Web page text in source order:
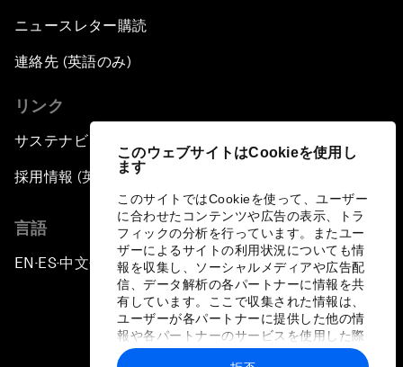
このウェブサイトはCookieを使用し
ます
このサイトではCookieを使って、ユーザー
に合わせたコンテンツや広告の表示、トラ
フィックの分析を行っています。またユー
ザーによるサイトの利用状況についても情
報を収集し、ソーシャルメディアや広告配
信、データ解析の各パートナーに情報を共
有しています。ここで収集された情報は、
ユーザーが各パートナーに提供した他の情
報や各パートナーのサービスを使用した際
に収集された情報と組み合わされ、各パー
ニュースレター購読
連絡先 (英語のみ)
リンク
サステナビリティへの取り組み
採用情報 (英語のみ)
言語
EN ▪ES▪中文▪ 日本語